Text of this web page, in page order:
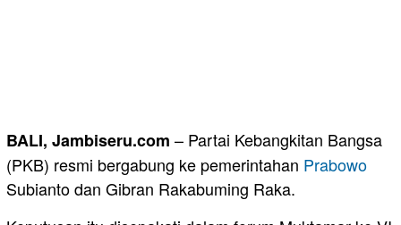
BALI, Jambiseru.com – Partai Kebangkitan Bangsa
(PKB) resmi bergabung ke pemerintahan Prabowo
Subianto dan Gibran Rakabuming Raka.